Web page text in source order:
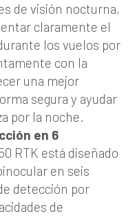
de visión nocturna,
claramente el
los vuelos por
con la
una mejor
segura y ayudar
por la noche.
en 6
RTK está diseñado
en seis
detección por
de